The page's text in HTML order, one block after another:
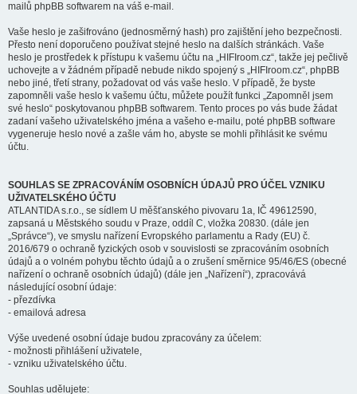
mailů phpBB softwarem na váš e-mail.
Vaše heslo je zašifrováno (jednosměrný hash) pro zajištění jeho bezpečnosti.
Přesto není doporučeno používat stejné heslo na dalších stránkách. Vaše
heslo je prostředek k přístupu k vašemu účtu na „HIFIroom.cz“, takže jej pečlivě
uchovejte a v žádném případě nebude nikdo spojený s „HIFIroom.cz“, phpBB
nebo jiné, třetí strany, požadovat od vás vaše heslo. V případě, že byste
zapomněli vaše heslo k vašemu účtu, můžete použít funkci „Zapomněl jsem
své heslo“ poskytovanou phpBB softwarem. Tento proces po vás bude žádat
zadaní vašeho uživatelského jména a vašeho e-mailu, poté phpBB software
vygeneruje heslo nové a zašle vám ho, abyste se mohli přihlásit ke svému
účtu.
SOUHLAS SE ZPRACOVÁNÍM OSOBNÍCH ÚDAJŮ PRO ÚČEL VZNIKU
UŽIVATELSKÉHO ÚČTU
ATLANTIDA s.r.o., se sídlem U měšťanského pivovaru 1a, IČ 49612590,
zapsaná u Městského soudu v Praze, oddíl C, vložka 20830. (dále jen
„Správce“), ve smyslu nařízení Evropského parlamentu a Rady (EU) č.
2016/679 o ochraně fyzických osob v souvislosti se zpracováním osobních
údajů a o volném pohybu těchto údajů a o zrušení směrnice 95/46/ES (obecné
nařízení o ochraně osobních údajů) (dále jen „Nařízení“), zpracovává
následující osobní údaje:
- přezdívka
- emailová adresa
Výše uvedené osobní údaje budou zpracovány za účelem:
- možnosti přihlášení uživatele,
- vzniku uživatelského účtu.
Souhlas udělujete: